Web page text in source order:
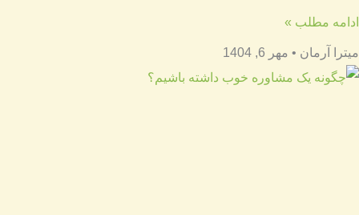
ادامه مطلب »
میترا آرمان مهر 6, 1404